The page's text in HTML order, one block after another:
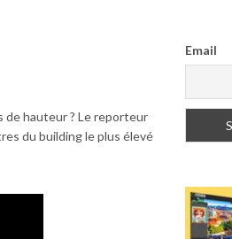
de hauteur ? Le reporteur
du building le plus élevé
Email